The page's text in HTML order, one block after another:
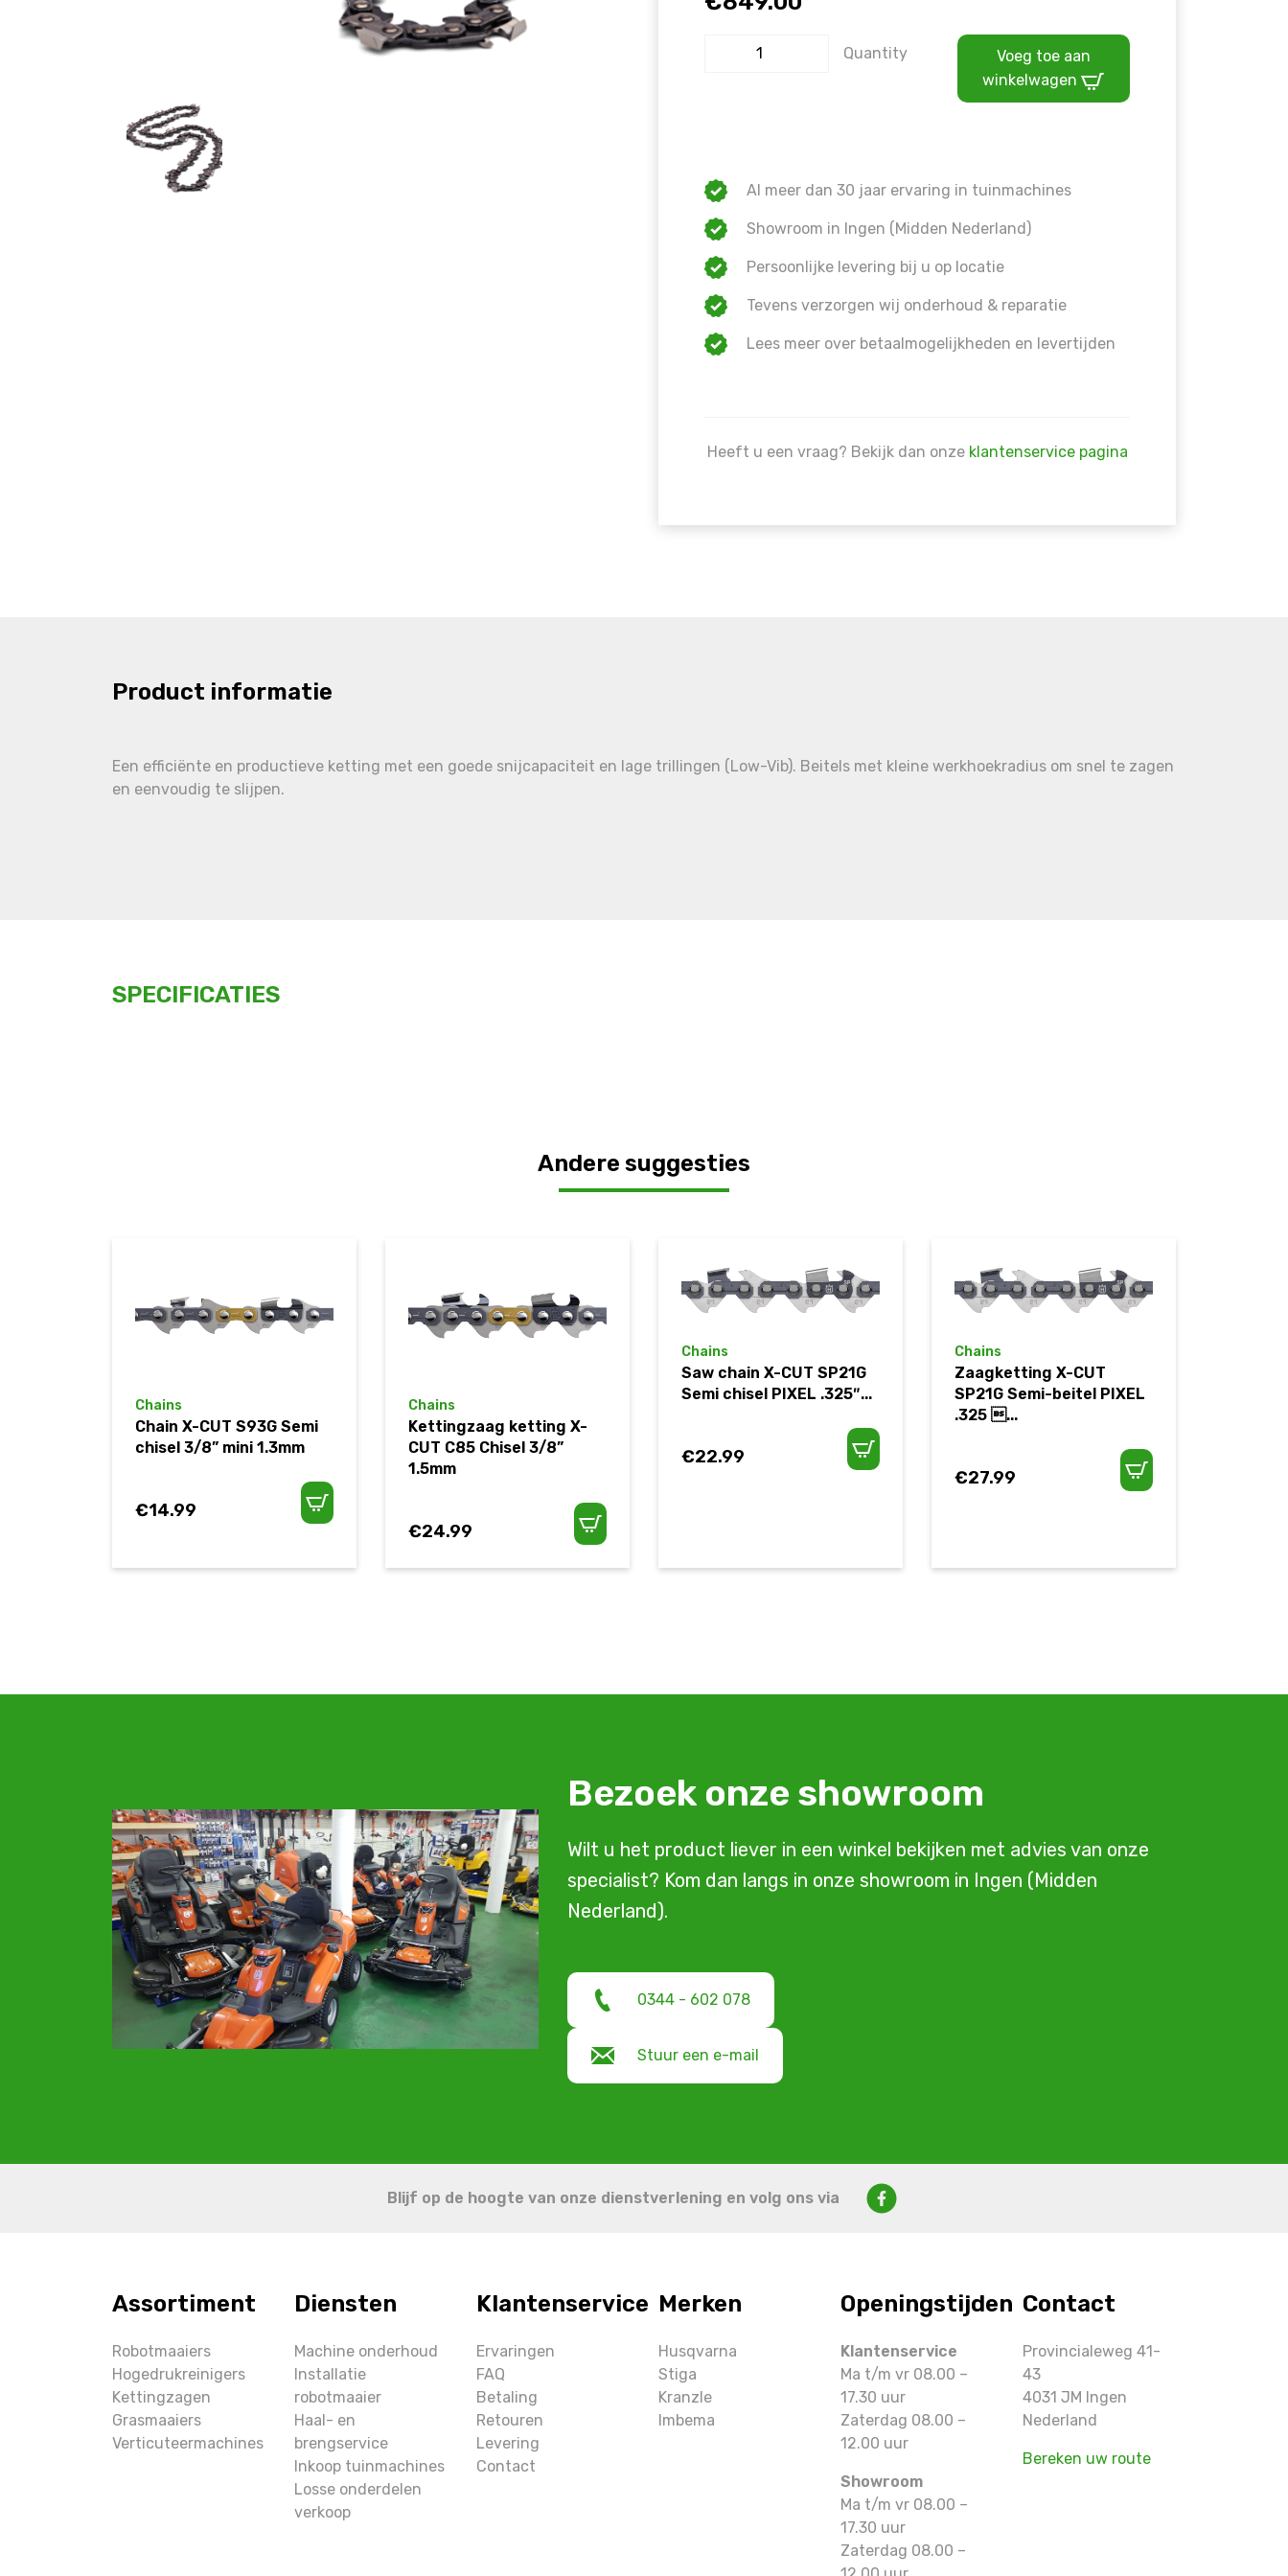
: Trying to access array offset on false in/home/allermedia/domains/
Quantity
Voeg toe aan
winkelwagen
Al meer dan 30 jaar ervaring in tuinmachines
Showroom in Ingen (Midden Nederland)
Persoonlijke levering bij u op locatie
Tevens verzorgen wij onderhoud & reparatie
Lees meer over betaalmogelijkheden en levertijden
Heeft u een vraag? Bekijk dan onze klantenservice pagina
Product informatie
Een efficiënte en productieve ketting met een goede snijcapaciteit en lage trillingen (Low-Vib). Beitels met kleine werkhoekradius om snel te zagen
en eenvoudig te slijpen.
SPECIFICATIES
Andere suggesties
Chains
Chain X-CUT S93G Semi
chisel 3/8” mini 1.3mm
€14.99
Chains
Kettingzaag ketting X-
CUT C85 Chisel 3/8”
1.5mm
€24.99
Chains
Saw chain X-CUT SP21G
Semi chisel PIXEL .325″...
€22.99
Chains
Zaagketting X-CUT
SP21G Semi-beitel PIXEL
.325 ...
€27.99
Bezoek onze showroom
Wilt u het product liever in een winkel bekijken met advies van onze
specialist? Kom dan langs in onze showroom in Ingen (Midden
Nederland).
0344 - 602 078
Stuur een e-mail
Blijf op de hoogte van onze dienstverlening en volg ons via
Assortiment
Robotmaaiers
Hogedrukreinigers
Kettingzagen
Grasmaaiers
Verticuteermachines
Diensten
Machine onderhoud
Installatie
robotmaaier
Haal- en
brengservice
Inkoop tuinmachines
Losse onderdelen
verkoop
Klantenservice
Ervaringen
FAQ
Betaling
Retouren
Levering
Contact
Merken
Husqvarna
Stiga
Kranzle
Imbema
Openingstijden
Klantenservice
Ma t/m vr 08.00 –
17.30 uur
Zaterdag 08.00 –
12.00 uur
Showroom
Ma t/m vr 08.00 –
17.30 uur
Zaterdag 08.00 –
Contact
Provincialeweg 41-
43
4031 JM Ingen
Nederland
Bereken uw route